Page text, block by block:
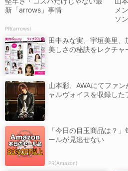
新「arrows」事情
PR(arrows)
メ
ソ
田中みな実、宇垣美里、
美しさの秘訣をレクチャ
山本彩、AWAにてファ
ャルヴォイスを収録した
「今日の目玉商品は？
ールが見逃せない
PR(Amazon)